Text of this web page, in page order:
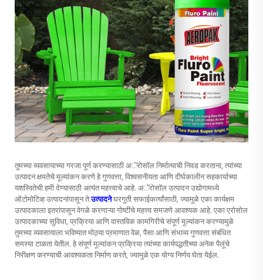
तुमच्या व्यवसायाच्या गरजा पूर्ण करण्यासाठी अॅरोसॉल निर्मात्याची निवड करताना, त्यांच्या
उत्पादन क्षमतेचे मूल्यांकन करणे हे गुणवत्ता, विश्वसनीयता आणि दीर्घकालीन सहकार्याच्या
यशस्वितेची हमी देण्यासाठी अत्यंत महत्त्वाचे आहे. अॅरोसॉल उत्पादन उद्योगामध्ये
ऑटोमोटिव्ह उत्पादनांपासून तेउत्पादनेघरगुती सफाईकर्त्यांसाठी, ज्यामुळे एका कार्यक्षम
उत्पादकाला इतरांपासून वेगळे करणाऱ्या गोष्टींचे महत्त्व समजणे आवश्यक आहे. एका एरोसोल
उत्पादकाच्या सुविधा, प्रक्रिया आणि वास्तविक कामगिरीचे संपूर्ण मूल्यांकन करण्यामुळे
तुमच्या व्यवसायाला भविष्यात मोठ्या प्रमाणात वेळ, पैसा आणि संभाव्य गुणवत्ता संबंधित
समस्या टाळता येतील. हे संपूर्ण मूल्यांकन प्रक्रिया त्यांच्या कार्यपद्धतीच्या अनेक पैलूंचे
निरीक्षण करण्याची आवश्यकता निर्माण करते, ज्यामुळे एक योग्य निर्णय घेता येईल.